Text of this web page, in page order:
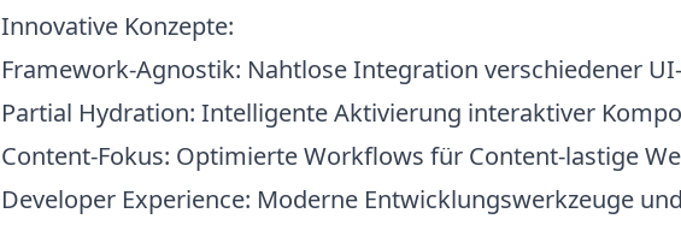
Innovative Konzepte:
Framework-Agnostik: Nahtlose Integration verschiedener
Partial Hydration: Intelligente Aktivierung interaktiver
Content-Fokus: Optimierte Workflows für Content-lastige
Developer Experience: Moderne Entwicklungswerkzeuge